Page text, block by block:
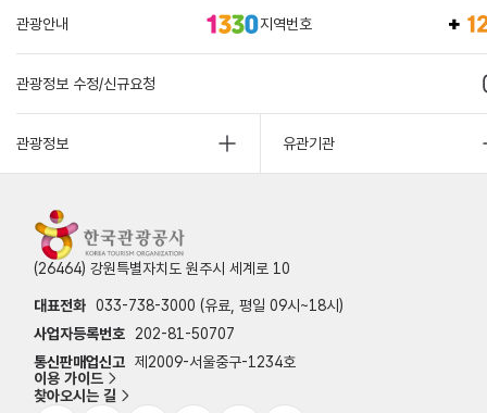
관광안내 지역번호
관광정보 수정/신규요청
관광정보 유관기관
(26464) 강원특별자치도 원주시 세계로 10
대표전화 033-738-3000 (유료, 평일 09시~18시)
사업자등록번호
202-81-50707
통신판매업신고 제2009-서울중구-1234호
이용 가이드
찾아오시는 길